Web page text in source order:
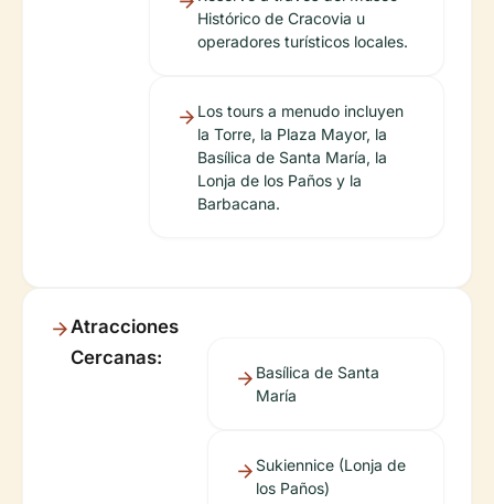
Histórico de Cracovia u
operadores turísticos locales.
Los tours a menudo incluyen
la Torre, la Plaza Mayor, la
Basílica de Santa María, la
Lonja de los Paños y la
Barbacana.
Atracciones
Cercanas:
Basílica de Santa
María
Sukiennice (Lonja de
los Paños)